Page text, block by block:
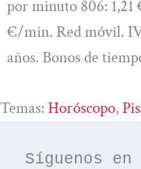
por minuto 806:
€/min. Red móvil.
años. Bonos de
Temas: Horóscopo,
Síguenos